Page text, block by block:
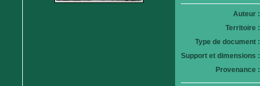
Auteur :
Territoire :
Type de document :
Support et dimensions :
Provenance :